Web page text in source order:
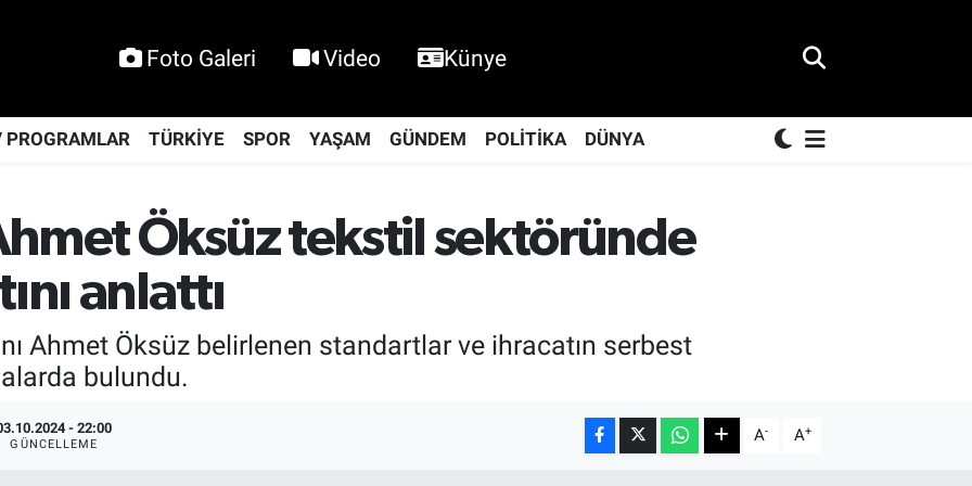
Foto Galeri Video Künye
PROGRAMLAR TÜRKİYE SPOR YAŞAM GÜNDEM POLİTİKA DÜNYA
Öksüz tekstil sektöründe
anlattı
Ahmet Öksüz belirlenen standartlar ve ihracatın serbest
bulundu.
- 22:00
GÜNCELLEME A- A+